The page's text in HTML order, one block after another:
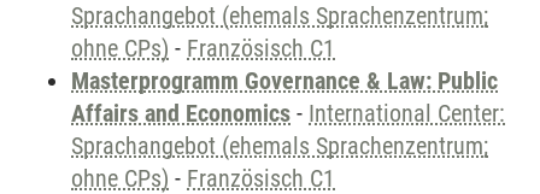
Sprachangebot (ehemals Sprachenzentrum;
ohne CPs) - Französisch C1
Masterprogramm Governance & Law: Public
Affairs and Economics - International Center:
Sprachangebot (ehemals Sprachenzentrum;
ohne CPs) - Französisch C1